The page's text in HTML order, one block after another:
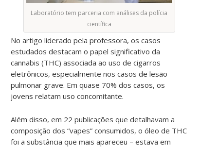
Laboratório tem parceria com análises da polícia
científica
No artigo liderado pela professora, os casos
estudados destacam o papel significativo da
cannabis (THC) associada ao uso de cigarros
eletrônicos, especialmente nos casos de lesão
pulmonar grave. Em quase 70% dos casos, os
jovens relatam uso concomitante.
Além disso, em 22 publicações que detalhavam a
composição dos “vapes” consumidos, o óleo de THC
foi a substância que mais apareceu – estava em